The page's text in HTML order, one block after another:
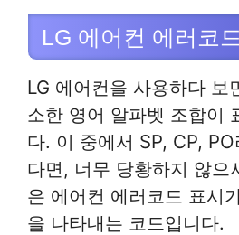
LG 에어컨 에러코드
LG 에어컨을 사용하다 보
소한 영어 알파벳 조합이
다. 이 중에서 SP, CP,
다면, 너무 당황하지 않으
은 에어컨 에러코드 표시
을 나타내는 코드입니다.